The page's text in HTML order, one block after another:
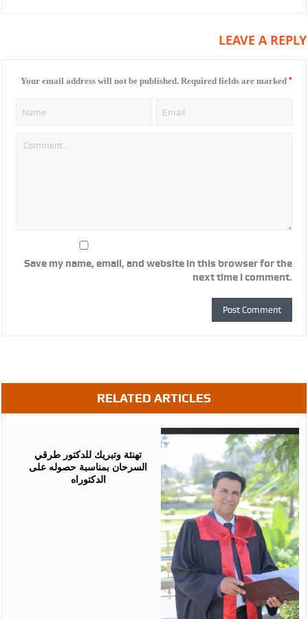
LEAVE A REPLY
Your email address will not be published. Required fields are marked *
Save my name, email, and website in this browser for the
next time I comment.
RELATED ARTICLES
تهنئة وتبريك للدكتور طرقي
السرحان بمناسبة حصوله على
الدكتوراه